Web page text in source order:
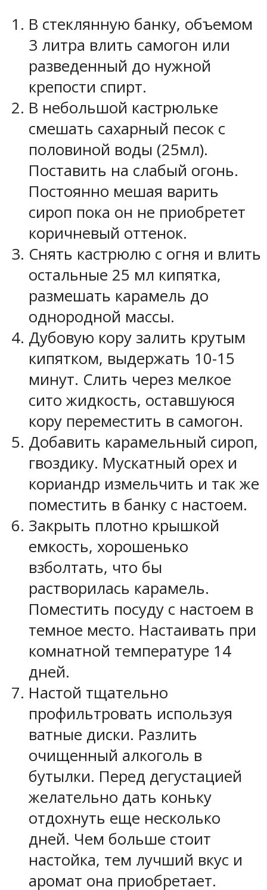
В стеклянную банку, объемом
3 литра влить самогон или
разведенный до нужной
крепости спирт.
В небольшой кастрюльке
смешать сахарный песок с
половиной воды (25мл).
Поставить на слабый огонь.
Постоянно мешая варить
сироп пока он не приобретет
коричневый оттенок.
Снять кастрюлю с огня и влить
остальные 25 мл кипятка,
размешать карамель до
однородной массы.
Дубовую кору залить крутым
кипятком, выдержать 10-15
минут. Слить через мелкое
сито жидкость, оставшуюся
кору переместить в самогон.
Добавить карамельный сироп,
гвоздику. Мускатный орех и
кориандр измельчить и так же
поместить в банку с настоем.
Закрыть плотно крышкой
емкость, хорошенько
взболтать, что бы
растворилась карамель.
Поместить посуду с настоем в
темное место. Настаивать при
комнатной температуре 14
дней.
Настой тщательно
профильтровать используя
ватные диски. Разлить
очищенный алкоголь в
бутылки. Перед дегустацией
желательно дать коньку
отдохнуть еще несколько
дней. Чем больше стоит
настойка, тем лучший вкус и
аромат она приобретает.